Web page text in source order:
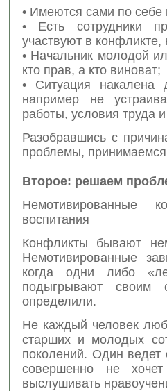
• Имеются сами по себе
• Есть сотрудники
участвуют в
• Начальник молодой
кто прав, а кто виноват;
• Ситуация накалена
например не
работы, условия труда
Разобравшись с
проблемы,
Второе: решаем
Немотивированные
воспитания
Конфликты бывают
Немотивированные
когда одни либо
подыгрывают
определили.
Не каждый человек
старших и молодых
поколений. Один ведет
совершенно не
выслушивать